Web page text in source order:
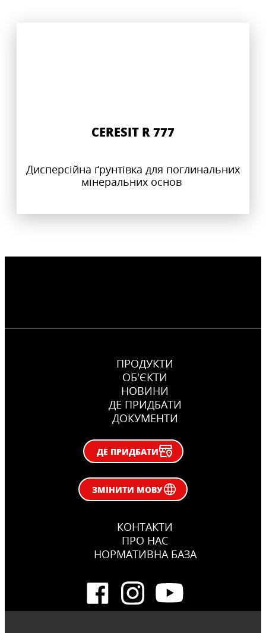
CERESIT R 777
Дисперсійна ґрунтівка для поглинальних
мінеральних основ
ПРОДУКТИ
ОБ'ЄКТИ
НОВИНИ
ДЕ ПРИДБАТИ
ДОКУМЕНТИ
ДЕ ПРИДБАТИ
ЗМІНИТИ МОВУ
КОНТАКТИ
ПРО НАС
НОРМАТИВНА БАЗА